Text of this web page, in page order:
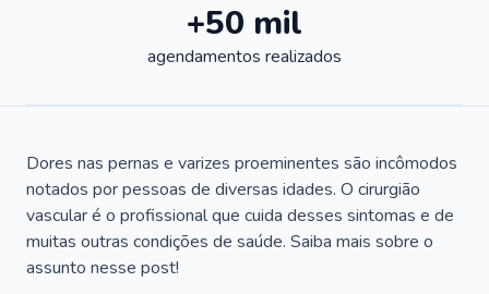
+50 mil
agendamentos realizados
Dores nas pernas e varizes proeminentes são incômodos
notados por pessoas de diversas idades. O cirurgião
vascular é o profissional que cuida desses sintomas e de
muitas outras condições de saúde. Saiba mais sobre o
assunto nesse post!